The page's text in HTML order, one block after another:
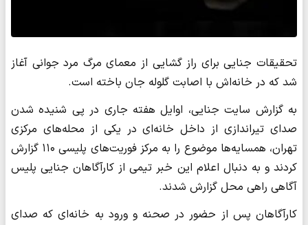
تحقیقات جنایی برای راز گشایی از معمای مرگ مرد جوانی آغاز
شد که در خانه‌اش با اصابت گلوله جان باخته است.
به گزارش سایت جنایی، اوایل هفته جاری در پی شنیده شدن
صدای تیراندازی از داخل خانه‌ای در یکی از محله‌های مرکزی
تهران، همسایه‌ها موضوع را به مرکز فوریت‌های پلیسی ۱۱۰ گزارش
کردند و به دنبال اعلام این خبر تیمی از کارآگاهان جنایی پلیس
آگاهی راهی محل گزارش شدند.
کارآگاهان پس از حضور در صحنه و ورود به خانه‌ای که صدای